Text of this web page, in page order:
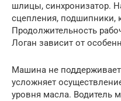
шлицы, синхронизатор.
сцепления, подшипники,
Продолжительность
Логан зависит от
Машина не
усложняет
уровня масла. Водитель